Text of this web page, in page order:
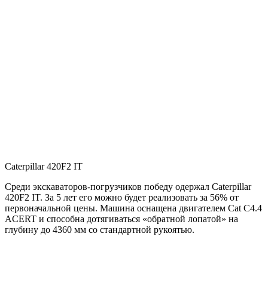
Caterpillar 420F2 IT
Среди экскаваторов-погрузчиков победу одержал Caterpillar
420F2 IT. За 5 лет его можно будет реализовать за 56% от
первоначальной цены. Машина оснащена двигателем Cat C4.4
ACERT и способна дотягиваться «обратной лопатой» на
глубину до 4360 мм со стандартной рукоятью.